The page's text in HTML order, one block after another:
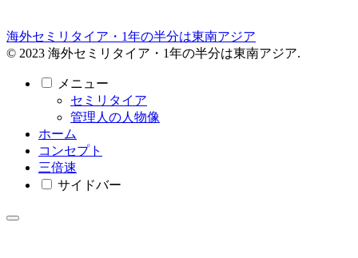
海外セミリタイア・1年の半分は東南アジア
© 2023 海外セミリタイア・1年の半分は東南アジア.
メニュー
セミリタイア
管理人の人物像
ホーム
コンセプト
三倍速
サイドバー